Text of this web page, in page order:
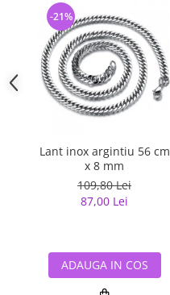
Lant inox argintiu 56 cm
x 8 mm
109,80 Lei
87,00 Lei
-21%
ADAUGA IN COS